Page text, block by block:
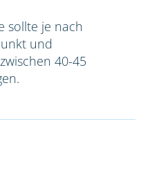
sollte je nach
und
40-45